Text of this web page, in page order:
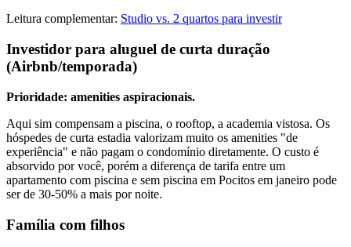
Leitura complementar: Studio vs. 2 quartos para investir
Investidor para aluguel de curta duração
(Airbnb/temporada)
Prioridade: amenities aspiracionais.
Aqui sim compensam a piscina, o rooftop, a academia vistosa. Os
hóspedes de curta estadia valorizam muito os amenities "de
experiência" e não pagam o condomínio diretamente. O custo é
absorvido por você, porém a diferença de tarifa entre um
apartamento com piscina e sem piscina em Pocitos em janeiro pode
ser de 30-50% a mais por noite.
Família com filhos